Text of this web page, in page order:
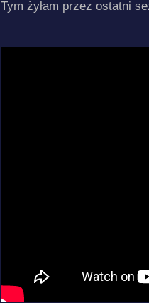
Tym żyłam przez ostatni